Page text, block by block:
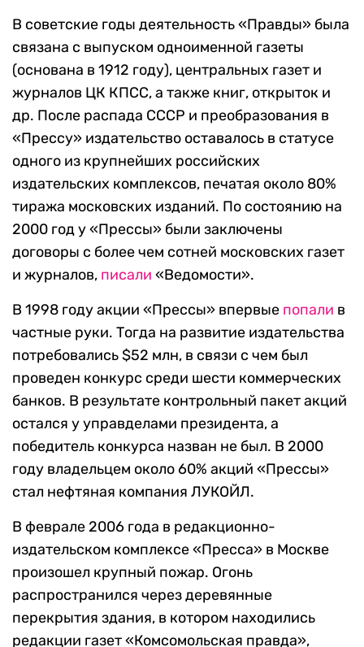
В советские годы деятельность «Правды» была
связана с выпуском одноименной газеты
(основана в 1912 году), центральных газет и
журналов ЦК КПСС, а также книг, открыток и
др. После распада СССР и преобразования в
«Прессу» издательство оставалось в статусе
одного из крупнейших российских
издательских комплексов, печатая около 80%
тиража московских изданий. По состоянию на
2000 год у «Прессы» были заключены
договоры с более чем сотней московских газет
и журналов, писали «Ведомости».
В 1998 году акции «Прессы» впервые попали в
частные руки. Тогда на развитие издательства
потребовались $52 млн, в связи с чем был
проведен конкурс среди шести коммерческих
банков. В результате контрольный пакет акций
остался у управделами президента, а
победитель конкурса назван не был. В 2000
году владельцем около 60% акций «Прессы»
стал нефтяная компания ЛУКОЙЛ.
В феврале 2006 года в редакционно-
издательском комплексе «Пресса» в Москве
произошел крупный пожар. Огонь
распространился через деревянные
перекрытия здания, в котором находились
редакции газет «Комсомольская правда»,